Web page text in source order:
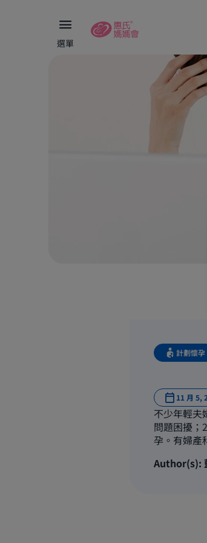
選單
計劃懷孕
11 月 5,
不少年輕夫
問題困擾；
孕。有婦產
Author(s):